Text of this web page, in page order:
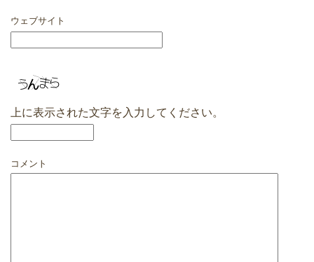
ウェブサイト
上に表示された文字を入力してください。
コメント